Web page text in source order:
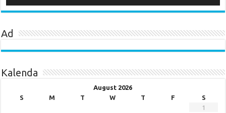
Ad
Kalenda
August 2026
S
M T W T F
S
1